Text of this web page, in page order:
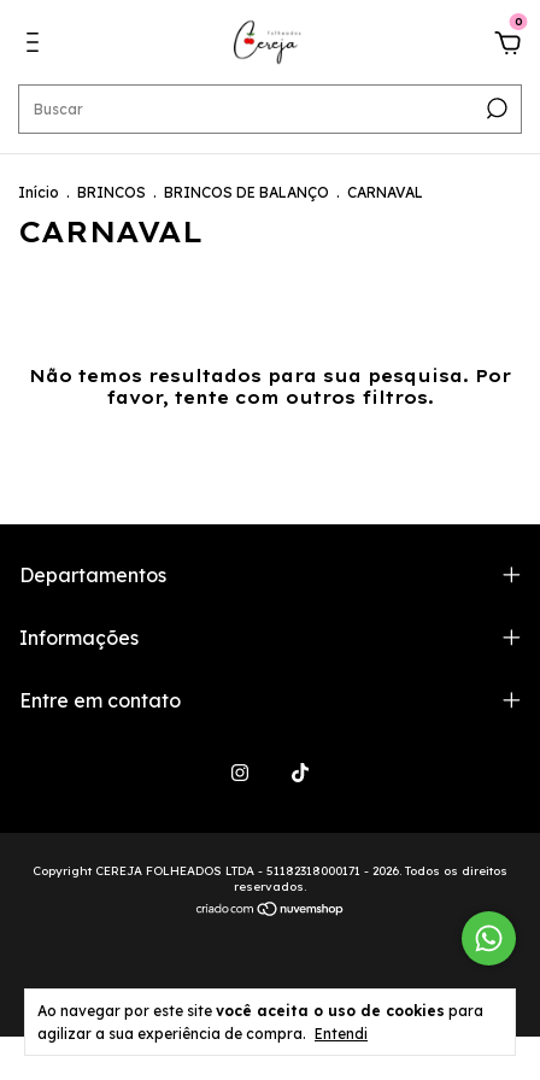
0
Ao navegar por este site você aceita o uso de cookies para
agilizar a sua experiência de compra. Entendi
Início . BRINCOS . BRINCOS DE BALANÇO . CARNAVAL
CARNAVAL
Não temos resultados para sua pesquisa. Por
favor, tente com outros filtros.
Departamentos
Informações
Entre em contato
Copyright CEREJA FOLHEADOS LTDA - 51182318000171 - 2026. Todos os direitos
reservados.